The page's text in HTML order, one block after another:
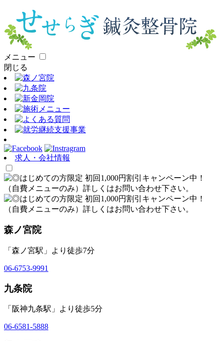
メニュー
閉じる
求人・会社情報
森ノ宮院
「森ノ宮駅」より徒歩7分
06-6753-9991
九条院
「阪神九条駅」より徒歩5分
06-6581-5888